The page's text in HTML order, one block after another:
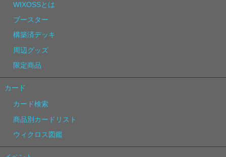
WIXOSSとは
ブースター
構築済デッキ
周辺グッズ
限定商品
カード
カード検索
商品別カードリスト
ウィクロス図鑑